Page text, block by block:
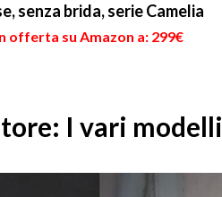
senza brida, serie Camelia
offerta su Amazon a: 299€
I vari modelli